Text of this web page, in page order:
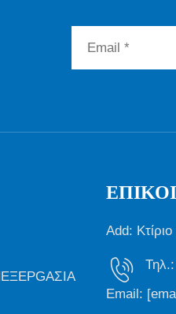
Add:
Τηλ.:
Email: